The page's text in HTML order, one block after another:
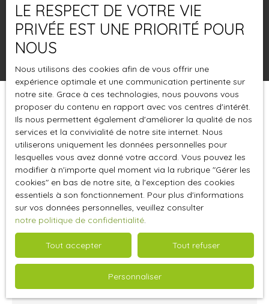
Surface min (m²)
Pertinence
Trier par Créer une alerte
LE RESPECT DE VOTRE VIE
PRIVÉE EST UNE PRIORITÉ POUR
NOUS
Nous utilisons des cookies afin de vous offrir une
expérience optimale et une communication pertinente sur
notre site. Grace à ces technologies, nous pouvons vous
proposer du contenu en rapport avec vos centres d'intérêt.
Ils nous permettent également d'améliorer la qualité de nos
services et la convivialité de notre site internet. Nous
utiliserons uniquement les données personnelles pour
lesquelles vous avez donné votre accord. Vous pouvez les
modifier à n'importe quel moment via la rubrique ″Gérer les
cookies″ en bas de notre site, à l'exception des cookies
essentiels à son fonctionnement. Pour plus d'informations
sur vos données personnelles, veuillez consulter
notre politique de confidentialité.
Tout accepter Tout refuser
Personnaliser